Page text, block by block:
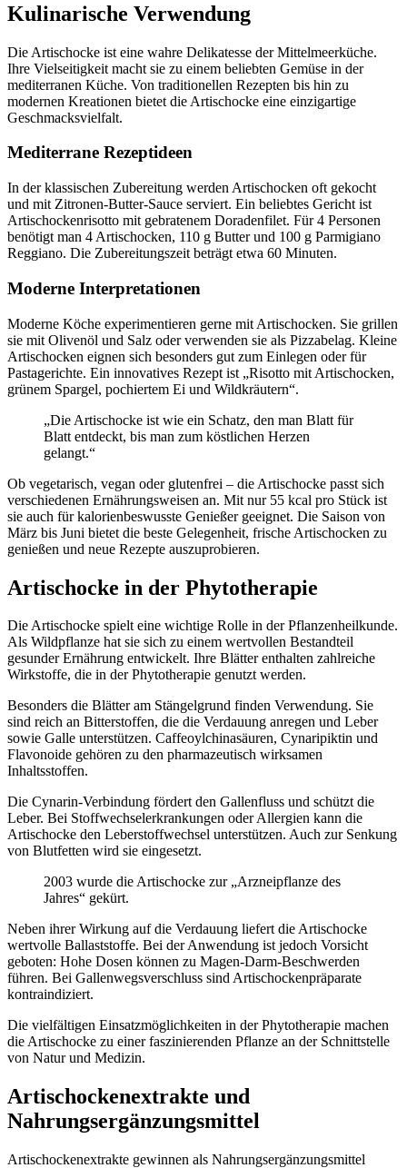
Kulinarische Verwendung
Die Artischocke ist eine wahre Delikatesse der Mittelmeerküche.
Ihre Vielseitigkeit macht sie zu einem beliebten Gemüse in der
mediterranen Küche. Von traditionellen Rezepten bis hin zu
modernen Kreationen bietet die Artischocke eine einzigartige
Geschmacksvielfalt.
Mediterrane Rezeptideen
In der klassischen Zubereitung werden Artischocken oft gekocht
und mit Zitronen-Butter-Sauce serviert. Ein beliebtes Gericht ist
Artischockenrisotto mit gebratenem Doradenfilet. Für 4 Personen
benötigt man 4 Artischocken, 110 g Butter und 100 g Parmigiano
Reggiano. Die Zubereitungszeit beträgt etwa 60 Minuten.
Moderne Interpretationen
Moderne Köche experimentieren gerne mit Artischocken. Sie grillen
sie mit Olivenöl und Salz oder verwenden sie als Pizzabelag. Kleine
Artischocken eignen sich besonders gut zum Einlegen oder für
Pastagerichte. Ein innovatives Rezept ist „Risotto mit Artischocken,
grünem Spargel, pochiertem Ei und Wildkräutern“.
„Die Artischocke ist wie ein Schatz, den man Blatt für
Blatt entdeckt, bis man zum köstlichen Herzen
gelangt.“
Ob vegetarisch, vegan oder glutenfrei – die Artischocke passt sich
verschiedenen Ernährungsweisen an. Mit nur 55 kcal pro Stück ist
sie auch für kalorienbeswusste Genießer geeignet. Die Saison von
März bis Juni bietet die beste Gelegenheit, frische Artischocken zu
genießen und neue Rezepte auszuprobieren.
Artischocke in der Phytotherapie
Die Artischocke spielt eine wichtige Rolle in der Pflanzenheilkunde.
Als Wildpflanze hat sie sich zu einem wertvollen Bestandteil
gesunder Ernährung entwickelt. Ihre Blätter enthalten zahlreiche
Wirkstoffe, die in der Phytotherapie genutzt werden.
Besonders die Blätter am Stängelgrund finden Verwendung. Sie
sind reich an Bitterstoffen, die die Verdauung anregen und Leber
sowie Galle unterstützen. Caffeoylchinasäuren, Cynaripiktin und
Flavonoide gehören zu den pharmazeutisch wirksamen
Inhaltsstoffen.
Die Cynarin-Verbindung fördert den Gallenfluss und schützt die
Leber. Bei Stoffwechselerkrankungen oder Allergien kann die
Artischocke den Leberstoffwechsel unterstützen. Auch zur Senkung
von Blutfetten wird sie eingesetzt.
2003 wurde die Artischocke zur „Arzneipflanze des
Jahres“ gekürt.
Neben ihrer Wirkung auf die Verdauung liefert die Artischocke
wertvolle Ballaststoffe. Bei der Anwendung ist jedoch Vorsicht
geboten: Hohe Dosen können zu Magen-Darm-Beschwerden
führen. Bei Gallenwegsverschluss sind Artischockenpräparate
kontraindiziert.
Die vielfältigen Einsatzmöglichkeiten in der Phytotherapie machen
die Artischocke zu einer faszinierenden Pflanze an der Schnittstelle
von Natur und Medizin.
Artischockenextrakte und
Nahrungsergänzungsmittel
Artischockenextrakte gewinnen als Nahrungsergänzungsmittel